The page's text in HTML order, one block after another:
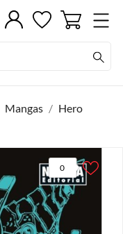
Mangas
Hero
0